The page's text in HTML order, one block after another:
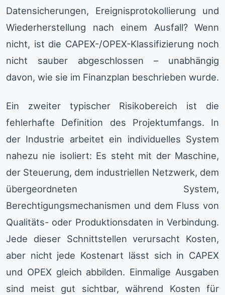
Datensicherungen, Ereignisprotokollierung und
Wiederherstellung nach einem Ausfall? Wenn
nicht, ist die CAPEX-/OPEX-Klassifizierung noch
nicht sauber abgeschlossen – unabhängig
davon, wie sie im Finanzplan beschrieben wurde.
Ein zweiter typischer Risikobereich ist die
fehlerhafte Definition des Projektumfangs. In
der Industrie arbeitet ein individuelles System
nahezu nie isoliert: Es steht mit der Maschine,
der Steuerung, dem industriellen Netzwerk, dem
übergeordneten System,
Berechtigungsmechanismen und dem Fluss von
Qualitäts- oder Produktionsdaten in Verbindung.
Jede dieser Schnittstellen verursacht Kosten,
aber nicht jede Kostenart lässt sich in CAPEX
und OPEX gleich abbilden. Einmalige Ausgaben
sind meist gut sichtbar, während Kosten für